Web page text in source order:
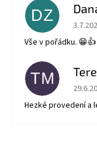
DZ
Vše v pořádku. 😁👍
TM
Hezké provedení a